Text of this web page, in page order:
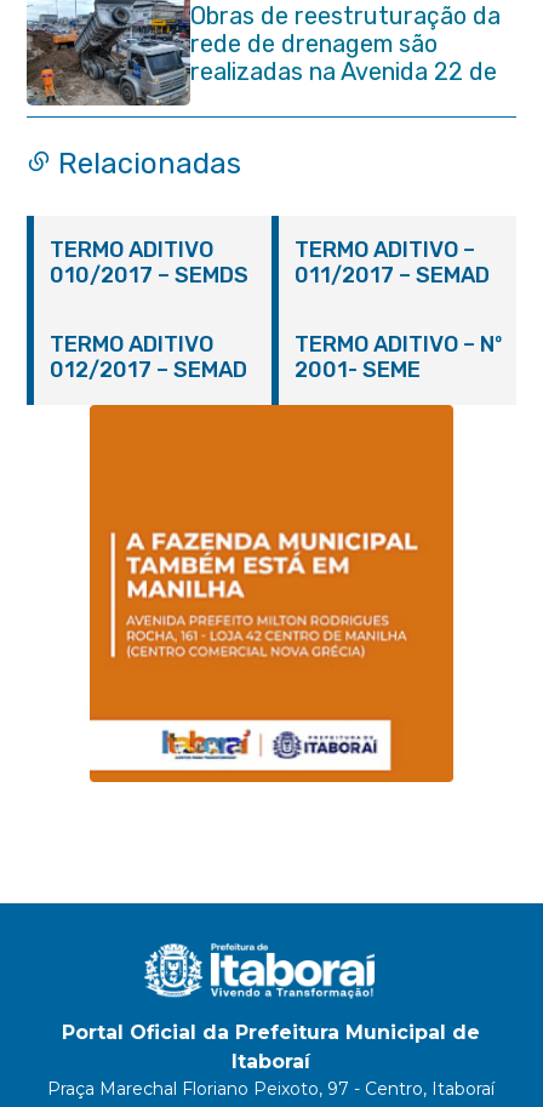
Obras de reestruturação da
rede de drenagem são
realizadas na Avenida 22 de
Maio
Relacionadas
TERMO ADITIVO
010/2017 – SEMDS
TERMO ADITIVO –
011/2017 – SEMAD
TERMO ADITIVO
012/2017 – SEMAD
TERMO ADITIVO – Nº
2001- SEME
Portal Oficial da Prefeitura Municipal de
Itaboraí
Praça Marechal Floriano Peixoto, 97 - Centro, Itaboraí